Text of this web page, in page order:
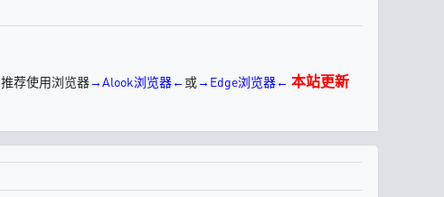
推荐使用浏览器→Alook浏览器←或→Edge浏览器← 本站更新